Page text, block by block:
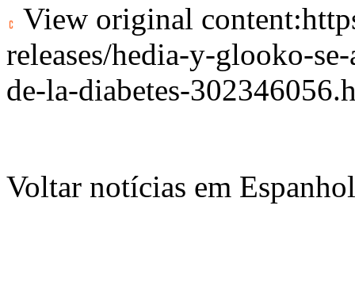
View original content:
releases/hedia-y-glooko-
de-la-diabetes-
Voltar notícias em Espanhol